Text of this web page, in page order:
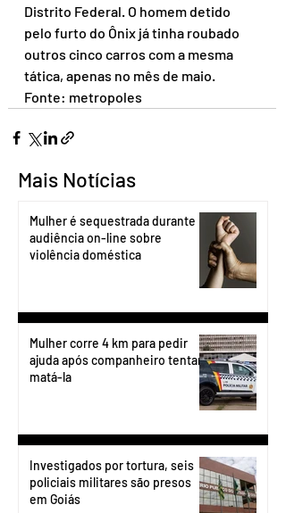
Distrito Federal. O homem detido
pelo furto do Ônix já tinha roubado
outros cinco carros com a mesma
tática, apenas no mês de maio.
Fonte: metropoles
Mais Notícias
Mulher é sequestrada durante
audiência on-line sobre
violência doméstica
Mulher corre 4 km para pedir
ajuda após companheiro tentar
matá-la
Investigados por tortura, seis
policiais militares são presos
em Goiás